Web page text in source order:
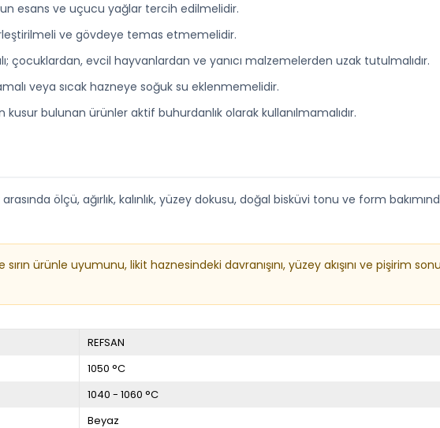
esans ve uçucu yağlar tercih edilmelidir.
ve gövdeye temas etmemelidir.
çocuklardan, evcil hayvanlardan ve yanıcı malzemelerden uzak tutulmalıdır.
veya sıcak hazneye soğuk su eklenmemelidir.
kusur bulunan ürünler aktif buhurdanlık olarak kullanılmamalıdır.
ölçü, ağırlık, kalınlık, yüzey dokusu, doğal bisküvi tonu ve form
sırın ürünle uyumunu, likit haznesindeki davranışını, yüzey akışını ve
REFSAN
1050 °C
1040 - 1060 °C
Beyaz